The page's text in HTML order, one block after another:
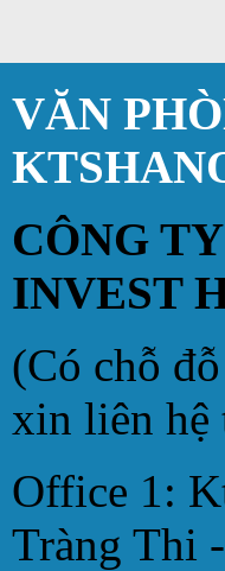
VĂN
CÔNG
INVEST
(Có chỗ
xin liên hệ
Office 1:
Tràng Thi